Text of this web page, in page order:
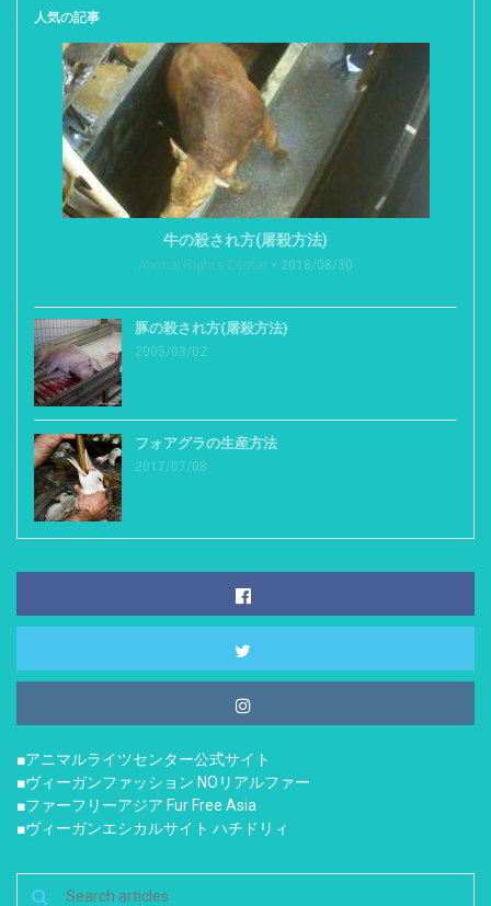
人気の記事
牛の殺され方(屠殺方法)
Animal Rights Center 2018/08/30
豚の殺され方(屠殺方法)
2005/03/02
フォアグラの生産方法
2017/07/08
■アニマルライツセンター公式サイト
■ヴィーガンファッション NOリアルファー
■ファーフリーアジア Fur Free Asia
■ヴィーガンエシカルサイト ハチドリィ